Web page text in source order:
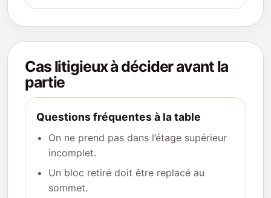
Cas litigieux à décider avant la
partie
Questions fréquentes à la table
On ne prend pas dans l’étage supérieur
incomplet.
Un bloc retiré doit être replacé au
sommet.